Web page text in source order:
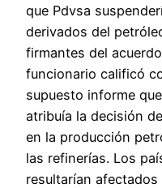
que Pdvsa
derivados del
firmantes del
funcionario calificó
supuesto informe
atribuía la decisión
en la producción
las refinerías. Los
resultarían